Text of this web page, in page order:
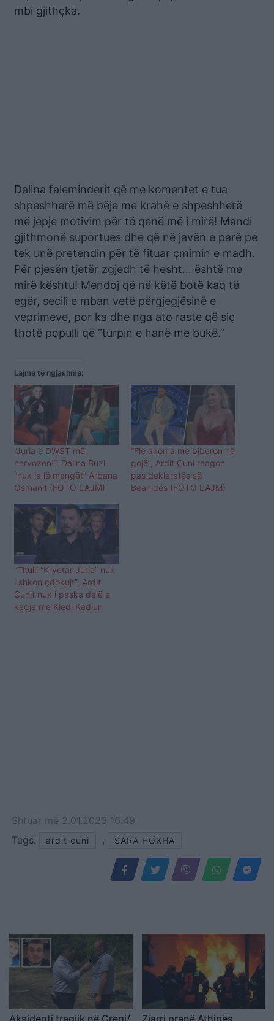
mbi gjithçka.
Dalina faleminderit që me komentet e tua
shpeshherë më bëje me krahë e shpeshherë
më jepje motivim për të qenë më i mirë! Mandi
gjithmonë suportues dhe që në javën e parë pe
tek unë pretendin për të fituar çmimin e madh.
Për pjesën tjetër zgjedh të hesht… është me
mirë kështu! Mendoj që në këtë botë kaq të
egër, secili e mban vetë përgjegjësinë e
veprimeve, por ka dhe nga ato raste që siç
thotë populli që “turpin e hanë me bukë.”
Lajme të ngjashme:
“Juria e DWST më
nervozon!”, Dalina Buzi
“nuk ia lë mangët” Arbana
Osmanit (FOTO LAJM)
“Fle akoma me biberon në
gojë”, Ardit Çuni reagon
pas deklaratës së
Beanidës (FOTO LAJM)
“Titulli “Kryetar Jurie” nuk
i shkon çdokujt”, Ardit
Çunit nuk i paska dalë e
keqja me Kledi Kadiun
Shtuar më 2.01.2023 16:49
Tags:
ardit cuni , SARA HOXHA